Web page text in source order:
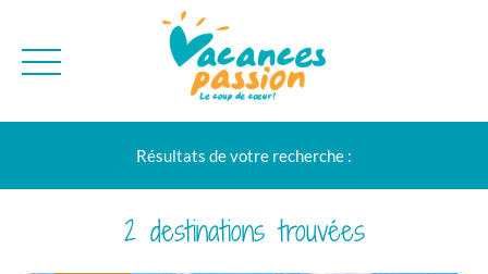
BONS PLANS
Résultats de votre recherche :
2 destinations trouvées